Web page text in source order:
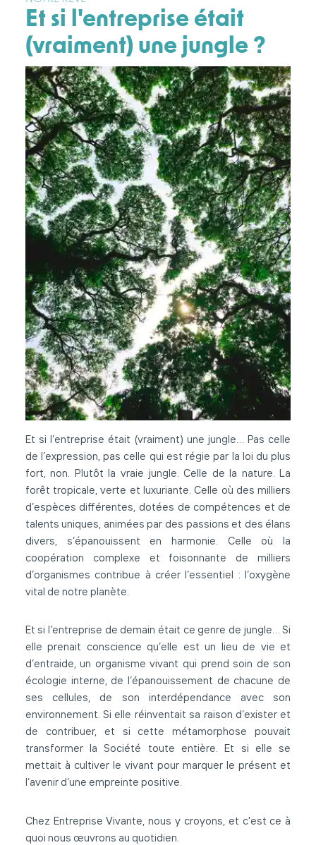
Et si l'entreprise était
(vraiment) une jungle ?
Et si l’entreprise était (vraiment) une jungle… Pas celle
de l’expression, pas celle qui est régie par la loi du plus
fort, non. Plutôt la vraie jungle. Celle de la nature. La
forêt tropicale, verte et luxuriante. Celle où des milliers
d’espèces différentes, dotées de compétences et de
talents uniques, animées par des passions et des élans
divers, s’épanouissent en harmonie. Celle où la
coopération complexe et foisonnante de milliers
d’organismes contribue à créer l’essentiel : l’oxygène
vital de notre planète.
Et si l’entreprise de demain était ce genre de jungle… Si
elle prenait conscience qu’elle est un lieu de vie et
d’entraide, un organisme vivant qui prend soin de son
écologie interne, de l’épanouissement de chacune de
ses cellules, de son interdépendance avec son
environnement. Si elle réinventait sa raison d’exister et
de contribuer, et si cette métamorphose pouvait
transformer la Société toute entière. Et si elle se
mettait à cultiver le vivant pour marquer le présent et
l’avenir d’une empreinte positive.
Chez Entreprise Vivante, nous y croyons, et c'est ce à
quoi nous œuvrons au quotidien.